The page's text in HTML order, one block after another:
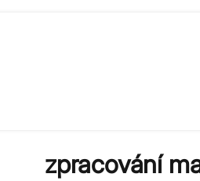
zpracování